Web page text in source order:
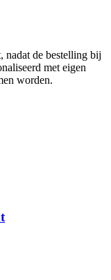
nadat de bestelling bij
met eigen
worden.